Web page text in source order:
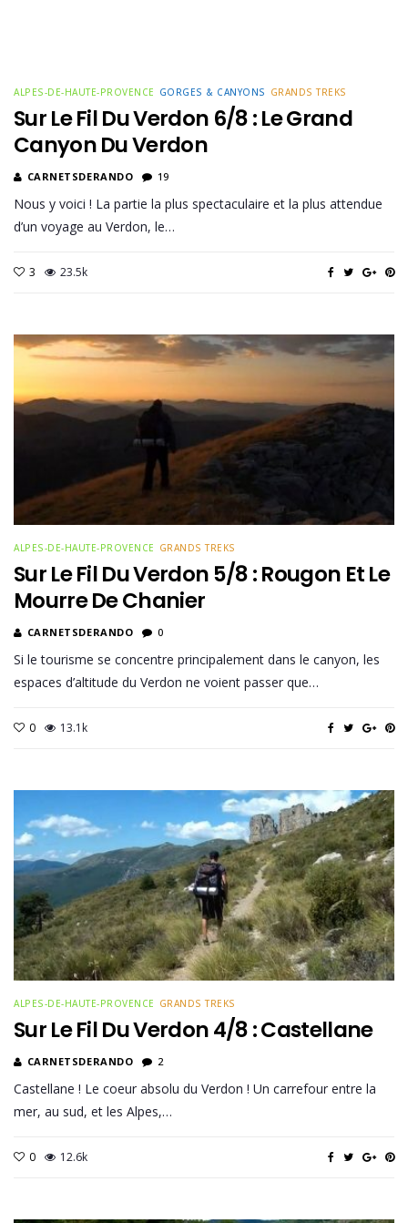
ALPES-DE-HAUTE-PROVENCE GORGES & CANYONS GRANDS TREKS
Sur Le Fil Du Verdon 6/8 : Le Grand
Canyon Du Verdon
CARNETSDERANDO 19
Nous y voici ! La partie la plus spectaculaire et la plus attendue
d’un voyage au Verdon, le…
3 23.5k
ALPES-DE-HAUTE-PROVENCE GRANDS TREKS
Sur Le Fil Du Verdon 5/8 : Rougon Et Le
Mourre De Chanier
CARNETSDERANDO 0
Si le tourisme se concentre principalement dans le canyon, les
espaces d’altitude du Verdon ne voient passer que…
0 13.1k
ALPES-DE-HAUTE-PROVENCE GRANDS TREKS
Sur Le Fil Du Verdon 4/8 : Castellane
CARNETSDERANDO 2
Castellane ! Le coeur absolu du Verdon ! Un carrefour entre la
mer, au sud, et les Alpes,…
0 12.6k